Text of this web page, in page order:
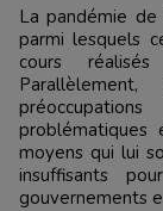
La pandémie de Covid-19 a bouleversé bien des secteurs,
parmi lesquels
cours réalisés
problématiques
moyens qui lui
insuffisants
gouvernements